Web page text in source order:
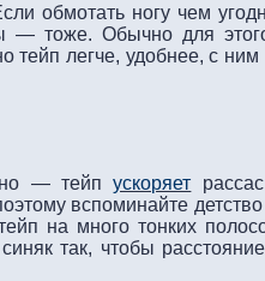
обмотать ногу чем
— тоже. Обычно для
легче, удобнее, с
— тейпускоряет
вспоминайте
на много тонких
так, чтобы